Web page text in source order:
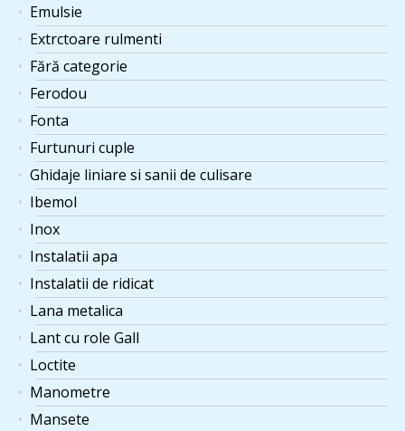
Emulsie
Extrctoare rulmenti
Fără categorie
Ferodou
Fonta
Furtunuri cuple
Ghidaje liniare si sanii de culisare
Ibemol
Inox
Instalatii apa
Instalatii de ridicat
Lana metalica
Lant cu role Gall
Loctite
Manometre
Mansete